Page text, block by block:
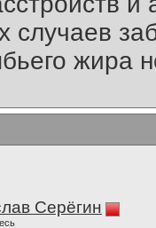
случаев
жира
Серёгин